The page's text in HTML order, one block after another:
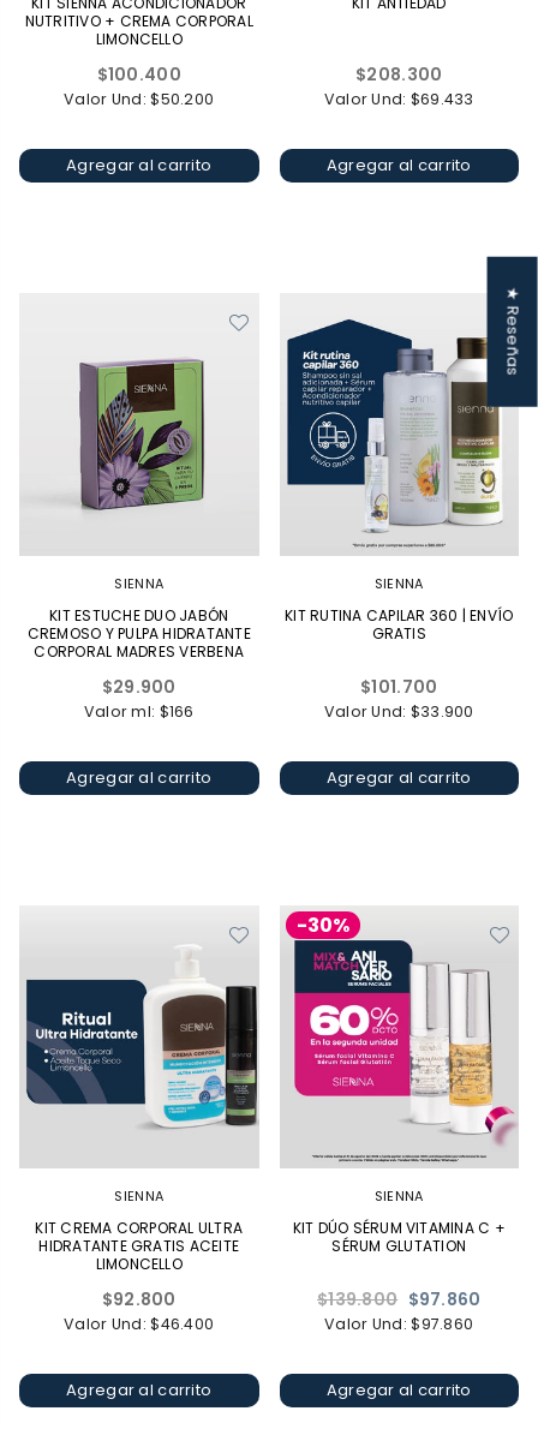
NUTRITIVO + CREMA CORPORAL
LIMONCELLO
Precio
habitual
$100.400
Valor Und: $50.200
Agregar al carrito
Precio
habitual
$208.300
Valor Und: $69.433
Agregar al carrito
SIENNA
KIT ESTUCHE DUO JABÓN
CREMOSO Y PULPA HIDRATANTE
CORPORAL MADRES VERBENA
Precio
habitual
$29.900
Valor ml: $166
Agregar al carrito
SIENNA
KIT RUTINA CAPILAR 360 | ENVÍO
GRATIS
Precio
habitual
$101.700
Valor Und: $33.900
Agregar al carrito
SIENNA
KIT CREMA CORPORAL ULTRA
HIDRATANTE GRATIS ACEITE
LIMONCELLO
Precio
habitual
$92.800
Valor Und: $46.400
Agregar al carrito
-30%
SIENNA
KIT DÚO SÉRUM VITAMINA C +
SÉRUM GLUTATION
Precio
habitual
$139.800 $97.860
Valor Und: $97.860
Agregar al carrito
★ Reseñas